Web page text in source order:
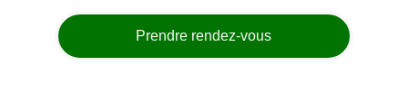
Prendre rendez-vous